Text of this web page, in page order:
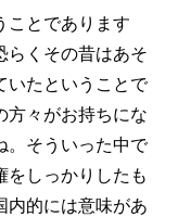
ことであります
らくその昔はあそ
いたということで
方々がお持ちにな
。そういった中で
をしっかりしたも
内的には意味があ